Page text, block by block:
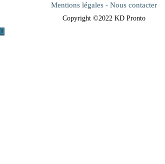
Mentions légales - Nous contacter
Copyright ©2022 KD Pronto